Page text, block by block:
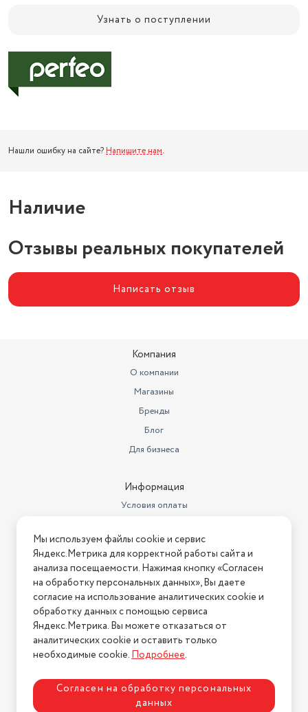
Узнать о поступлении
Нашли ошибку на сайте? Напишите нам.
Наличие
Отзывы реальных покупателей
Написать отзыв
Компания
О компании
Магазины
Бренды
Блог
Для бизнеса
Информация
Условия оплаты
Условия возврата
Нашли ошибку на сайте? Напишите нам
2026 © Интернет-магазин "АстМаркет". У нас есть всё!
Политика конфиденциальности
Мы используем файлы cookie и сервис
Яндекс.Метрика для корректной работы сайта и
анализа посещаемости. Нажимая кнопку «Согласен
на обработку персональных данных», Вы даете
согласие на использование аналитических cookie и
обработку данных с помощью сервиса
Яндекс.Метрика. Вы можете отказаться от
аналитических cookie и оставить только
необходимые cookie.Подробнее.
Согласен на обработку персональных
данных